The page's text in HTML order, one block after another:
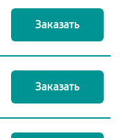
Заказать
Заказать